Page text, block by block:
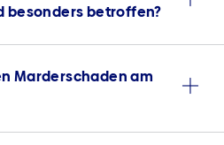
besonders betroffen?
Marderschaden am